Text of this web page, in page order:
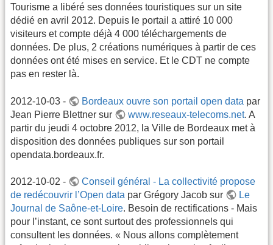
Tourisme a libéré ses données touristiques sur un site
dédié en avril 2012. Depuis le portail a attiré 10 000
visiteurs et compte déjà 4 000 téléchargements de
données. De plus, 2 créations numériques à partir de ces
données ont été mises en service. Et le CDT ne compte
pas en rester là.
2012-10-03 - Bordeaux ouvre son portail open data par
Jean Pierre Blettner sur
www.reseaux-telecoms.net. A
partir du jeudi 4 octobre 2012, la Ville de Bordeaux met à
disposition des données publiques sur son portail
opendata.bordeaux.fr.
2012-10-02 -
Conseil général - La collectivité propose
de redécouvrir l’Open data par Grégory Jacob sur
Le
Journal de Saône-et-Loire. Besoin de rectifications - Mais
pour l’instant, ce sont surtout des professionnels qui
consultent les données. « Nous allons complètement